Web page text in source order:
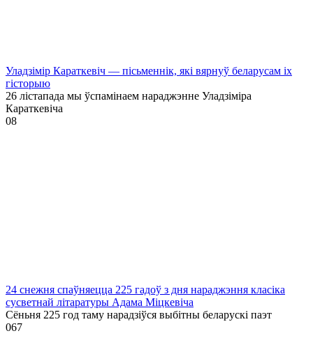
Уладзімір Караткевіч — пісьменнік, які вярнуў беларусам іх
гісторыю
26 лістапада мы ўспамінаем нараджэнне Уладзіміра
Караткевіча
08
24 снежня спаўняецца 225 гадоў з дня нараджэння класіка
сусветнай літаратуры Адама Міцкевіча
Сёньня 225 год таму нарадзіўся выбітны беларускі паэт
067